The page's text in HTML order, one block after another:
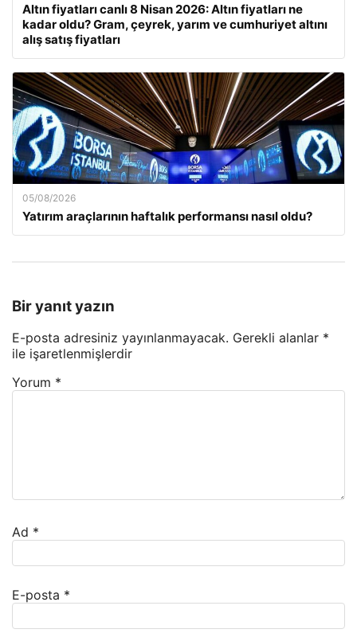
Altın fiyatları canlı 8 Nisan 2026: Altın fiyatları ne
kadar oldu? Gram, çeyrek, yarım ve cumhuriyet altını
alış satış fiyatları
05/08/2026
Yatırım araçlarının haftalık performansı nasıl oldu?
Bir yanıt yazın
E-posta adresiniz yayınlanmayacak. Gerekli alanlar *
ile işaretlenmişlerdir
Yorum *
Ad *
E-posta *